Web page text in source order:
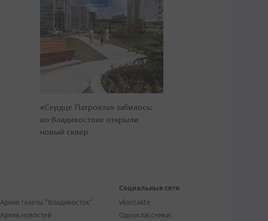
«Сердце Патрокла» забилось:
во Владивостоке открыли
новый сквер
Архив газеты "Владивосток"
Архив новостей
Социальные сети
vkontakte
Одноклассники